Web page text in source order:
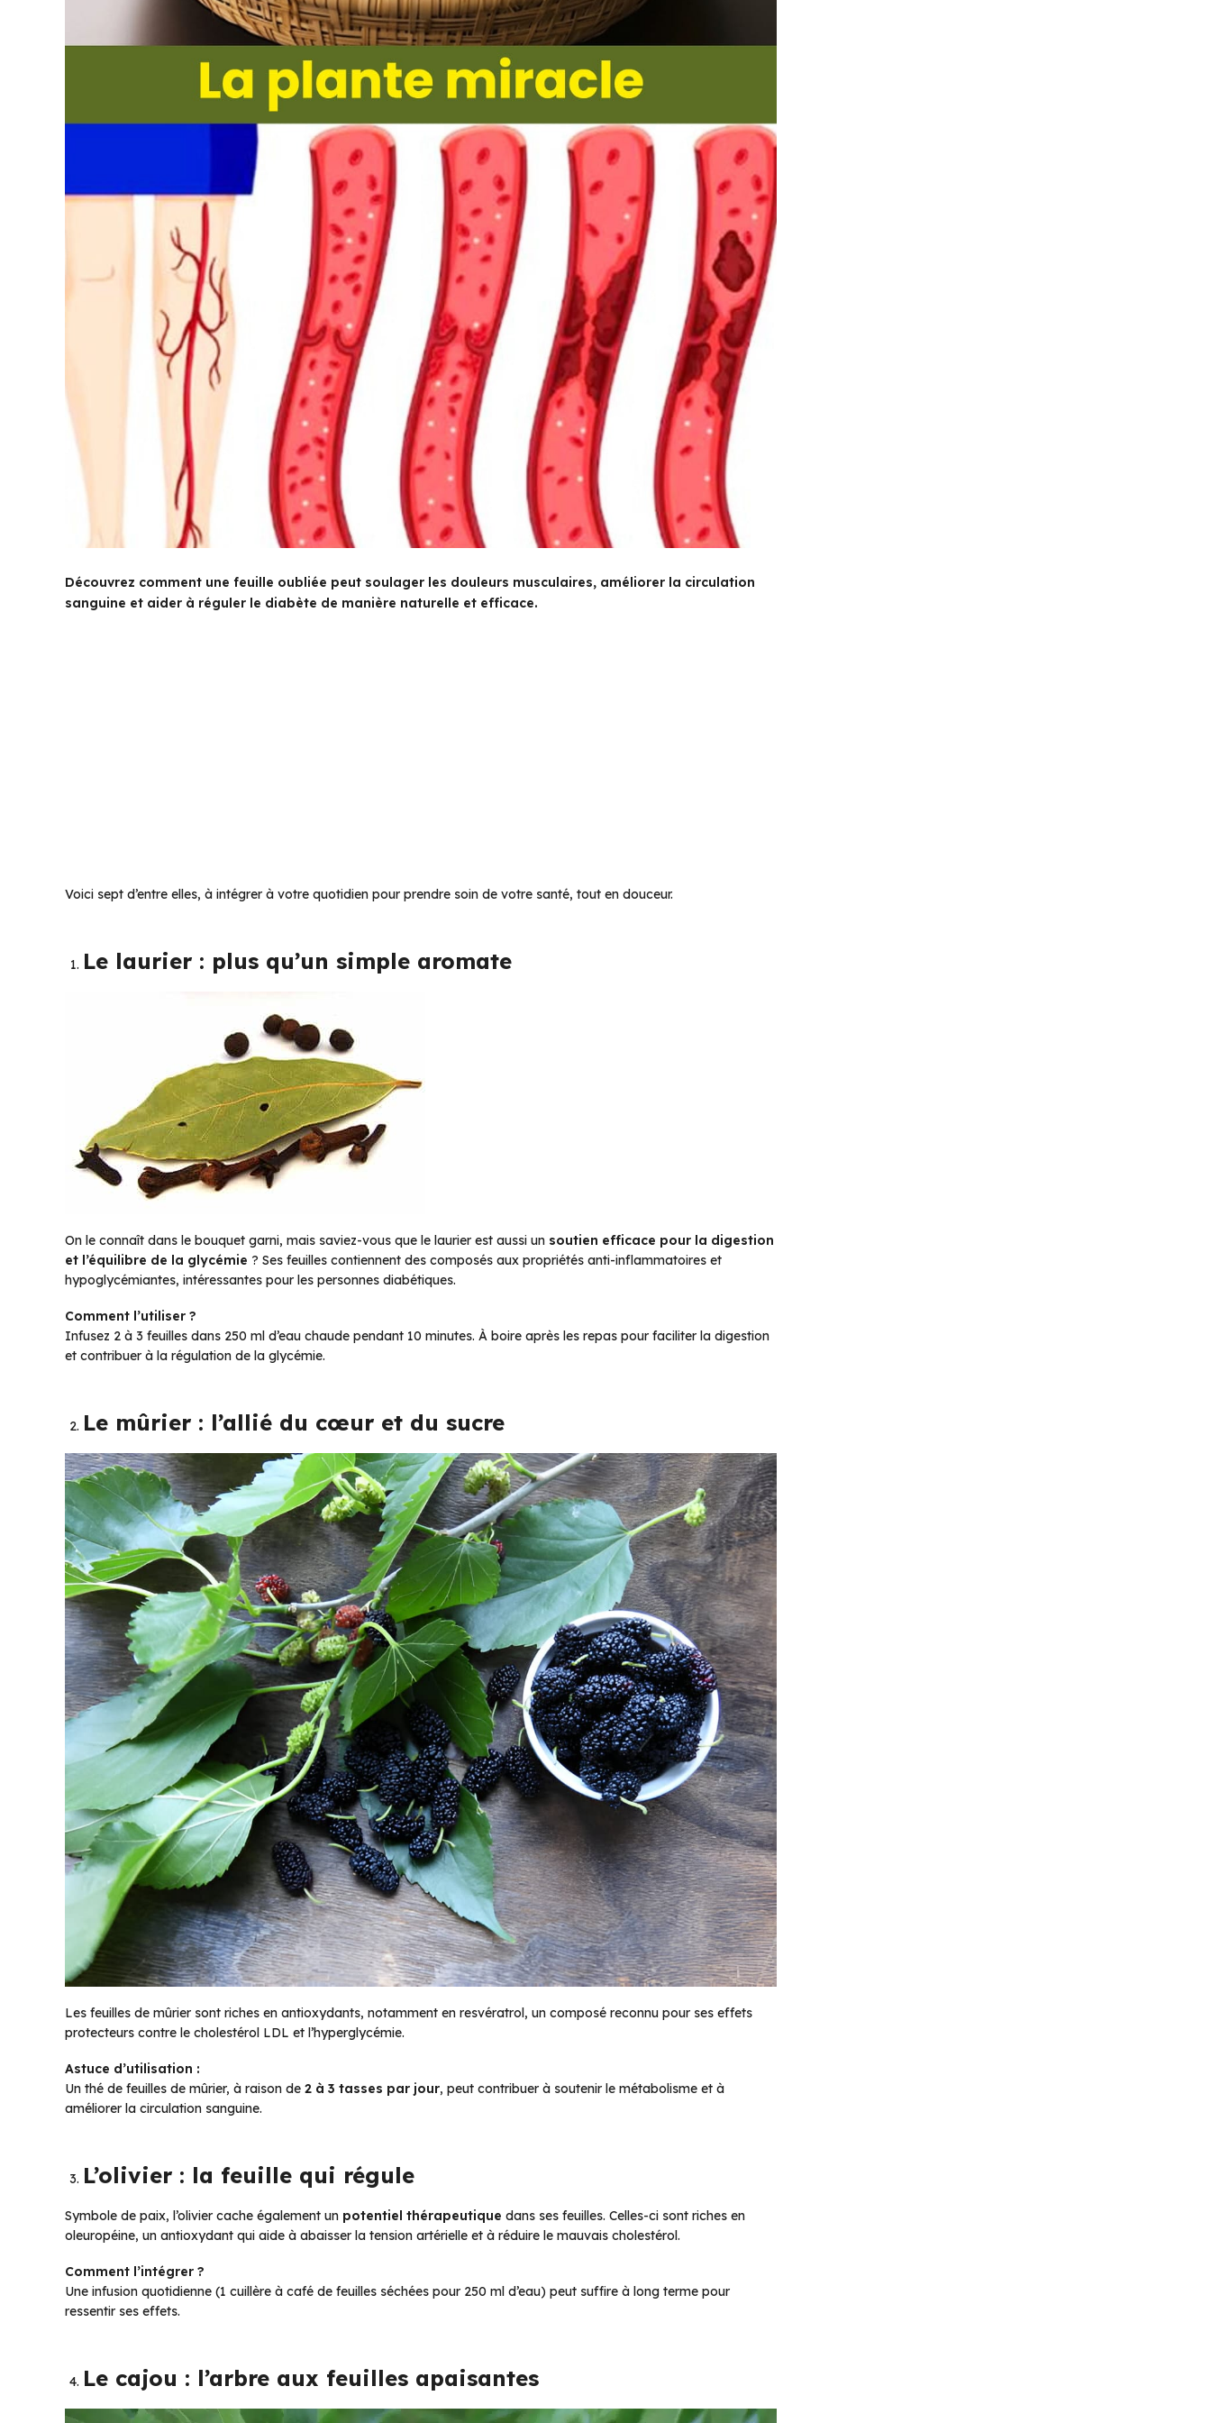
Découvrez comment une feuille oubliée peut soulager les douleurs musculaires, améliorer la circulation
sanguine et aider à réguler le diabète de manière naturelle et efficace.
Voici sept d’entre elles, à intégrer à votre quotidien pour prendre soin de votre santé, tout en douceur.
Le laurier : plus qu’un simple aromate
On le connaît dans le bouquet garni, mais saviez-vous que le laurier est aussi un soutien efficace pour la digestion
et l’équilibre de la glycémie ? Ses feuilles contiennent des composés aux propriétés anti-inflammatoires et
hypoglycémiantes, intéressantes pour les personnes diabétiques.
Comment l’utiliser ?
Infusez 2 à 3 feuilles dans 250 ml d’eau chaude pendant 10 minutes. À boire après les repas pour faciliter la digestion
et contribuer à la régulation de la glycémie.
Le mûrier : l’allié du cœur et du sucre
Les feuilles de mûrier sont riches en antioxydants, notamment en resvératrol, un composé reconnu pour ses effets
protecteurs contre le cholestérol LDL et l’hyperglycémie.
Astuce d’utilisation :
Un thé de feuilles de mûrier, à raison de 2 à 3 tasses par jour, peut contribuer à soutenir le métabolisme et à
améliorer la circulation sanguine.
L’olivier : la feuille qui régule
Symbole de paix, l’olivier cache également un potentiel thérapeutique dans ses feuilles. Celles-ci sont riches en
oleuropéine, un antioxydant qui aide à abaisser la tension artérielle et à réduire le mauvais cholestérol.
Comment l’intégrer ?
Une infusion quotidienne (1 cuillère à café de feuilles séchées pour 250 ml d’eau) peut suffire à long terme pour
ressentir ses effets.
Le cajou : l’arbre aux feuilles apaisantes